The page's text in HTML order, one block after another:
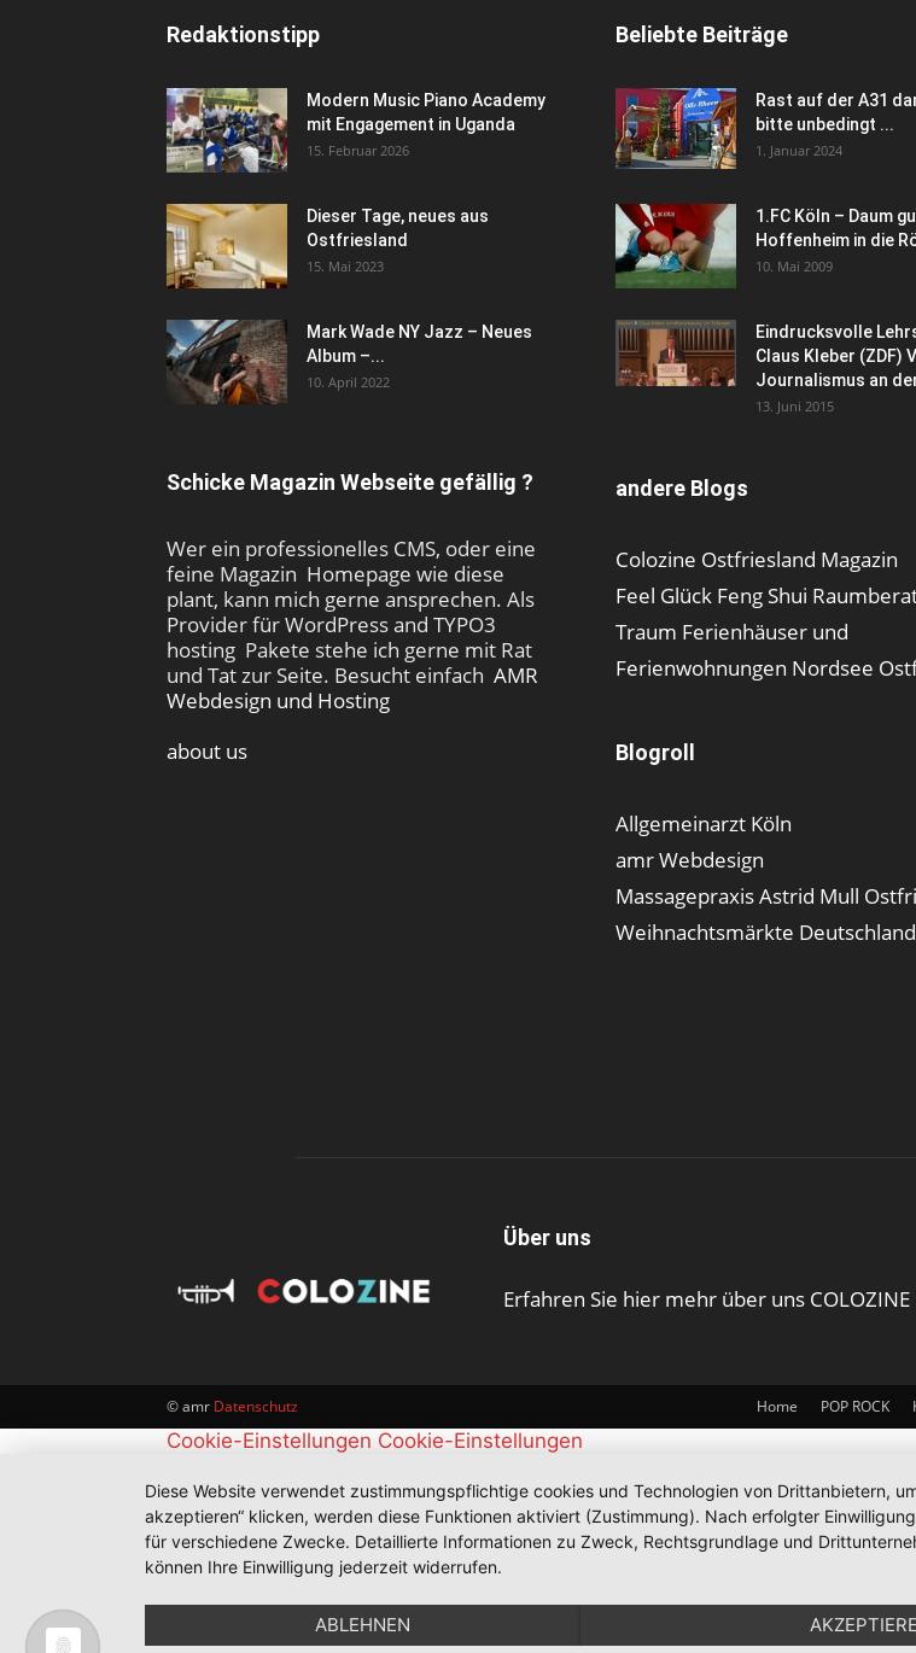
Redaktionstipp
Modern Music Piano Academy
mit Engagement in Uganda
15. Februar 2026
Dieser Tage, neues aus
Ostfriesland
15. Mai 2023
Mark Wade NY Jazz – Neues
Album –...
10. April 2022
Schicke Magazin Webseite gefällig ?
Wer ein professionelles CMS, oder eine
feine Magazin Homepage wie diese
plant, kann mich gerne ansprechen. Als
Provider für WordPress and TYPO3
hosting Pakete stehe ich gerne mit Rat
und Tat zur Seite. Besucht einfach AMR
Webdesign und Hosting
about us
Beliebte Beiträge
Rast auf der A31
bitte unbedingt ...
1. Januar 2024
1.FC Köln – Daum
Hoffenheim in die
10. Mai 2009
Eindrucksvolle
Claus Kleber (ZDF)
Journalismus an
13. Juni 2015
andere Blogs
Colozine Ostfriesland Magazin
Feel Glück Feng Shui
Traum Ferienhäuser und
Ferienwohnungen Nordsee
Blogroll
Allgemeinarzt Köln
amr Webdesign
Massagepraxis Astrid Mull
Weihnachtsmärkte
Über uns
Erfahren Sie hier mehr über uns COLOZINE
Home POP ROCK
© amr Datenschutz
Cookie-Einstellungen Cookie-Einstellungen
Diese Website verwendet zustimmungspflichtige cookies und Technologien von Drittanbietern,
akzeptieren“ klicken, werden diese Funktionen aktiviert (Zustimmung). Nach erfolgter
für verschiedene Zwecke. Detaillierte Informationen zu Zweck, Rechtsgrundlage und
können Ihre Einwilligung jederzeit widerrufen.
ABLEHNEN